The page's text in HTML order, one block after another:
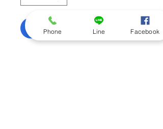
เพิ่มลงในรถเข็น
Phone Line Facebook